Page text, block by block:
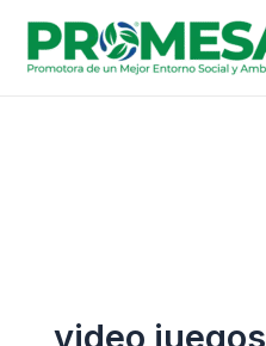
contenido
video juegos